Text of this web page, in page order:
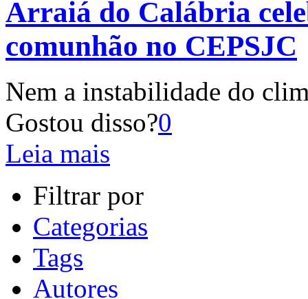
Arraiá do Calábria
comunhão no CEPSJC
Nem a instabilidade do
Gostou disso?0
Leia mais
Filtrar por
Categorias
Tags
Autores